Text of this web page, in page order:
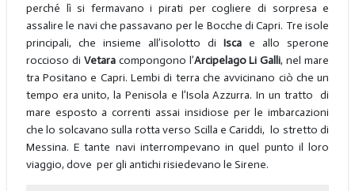
perché lì si fermavano i pirati per cogliere di sorpresa e
assalire le navi che passavano per le Bocche di Capri. Tre isole
principali, che insieme all’isolotto diIsca e allo sperone
roccioso di Vetaracompongono l’Arcipelago Li Galli, nel mare
tra Positano e Capri. Lembi di terra che avvicinano ciò che un
tempo era unito, la Penisola e l’Isola Azzurra. In un tratto di
mare esposto a correnti assai insidiose per le imbarcazioni
che lo solcavano sulla rotta verso Scilla e Cariddi, lo stretto di
Messina. E tante navi interrompevano in quel punto il loro
viaggio, dove per gli antichi risiedevano le Sirene.